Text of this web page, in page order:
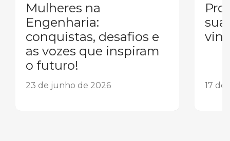
Mulheres na
Engenharia:
conquistas, desafios e
as vozes que inspiram
o futuro!
23 de junho de 2026
sua
17 de